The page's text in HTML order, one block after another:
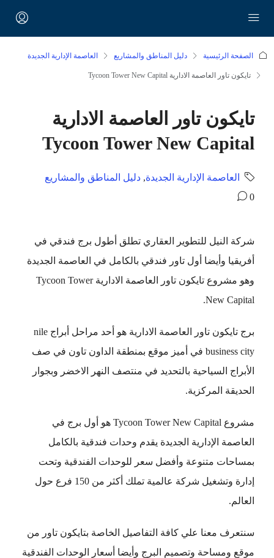
الصفحة الرئيسية دليل المناطق والمشاريع العاصمة الإدارية الجديدة
تايكون تاور العاصمة الادارية Tycoon Tower New Capital
تايكون تاور العاصمة الادارية
Tycoon Tower New Capital
العاصمة الإدارية الجديدة, دليل المناطق والمشاريع
0
شركة النيل للتطوير العقاري تطلق أطول برج فندقي في
أفريقيا وأيضا أول تاور فندقي بالكامل في العاصمة الجديدة
وهو مشروع تايكون تاور العاصمة الادارية Tycoon Tower
New Capital.
برج تايكون تاور العاصمة الادارية هو أحد مراحل أبراج nile
business city في أميز موقع بمنطقة الداون تاون في صف
الأبراج السياحية بالتحديد في منتصف النهر الاخضر وبجوار
الحديقة المركزية.
مشروع Tycoon Tower New Capital هو أول برج في
العاصمة الإدارية الجديدة يقدم وحدات فندقية بالكامل
بمساحات متنوعة وأفضل سعر للوحدات الفندقية وتحت
إدارة وتشغيل شركة عالمية تملك أكثر من 150 فرع حول
العالم.
سنتعرف معنا علي كافة التفاصيل الخاصة بتايكون تاور من
موقع ومساحة وتصميم البرج وأيضا أسعار الوحدات الفندقية